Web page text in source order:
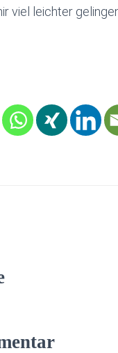
viel leichter